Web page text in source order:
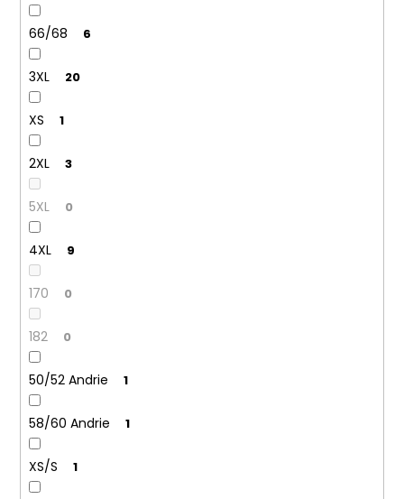
66/68 6
3XL 20
XS 1
2XL 3
5XL 0
4XL 9
170 0
182 0
50/52 Andrie 1
58/60 Andrie 1
XS/S 1